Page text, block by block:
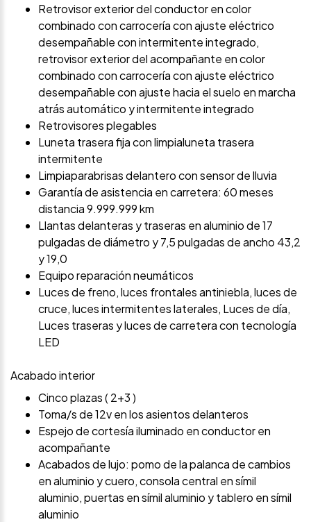
Retrovisor exterior del conductor en color
combinado con carrocería con ajuste eléctrico
desempañable con intermitente integrado,
retrovisor exterior del acompañante en color
combinado con carrocería con ajuste eléctrico
desempañable con ajuste hacia el suelo en marcha
atrás automático y intermitente integrado
Retrovisores plegables
Luneta trasera fija con limpialuneta trasera
intermitente
Limpiaparabrisas delantero con sensor de lluvia
Garantía de asistencia en carretera: 60 meses
distancia 9.999.999 km
Llantas delanteras y traseras en aluminio de 17
pulgadas de diámetro y 7,5 pulgadas de ancho 43,2
y 19,0
Equipo reparación neumáticos
Luces de freno, luces frontales antiniebla, luces de
cruce, luces intermitentes laterales, Luces de día,
Luces traseras y luces de carretera con tecnología
LED
Acabado interior
Cinco plazas ( 2+3 )
Toma/s de 12v en los asientos delanteros
Espejo de cortesía iluminado en conductor en
acompañante
Acabados de lujo: pomo de la palanca de cambios
en aluminio y cuero, consola central en símil
aluminio, puertas en símil aluminio y tablero en símil
aluminio